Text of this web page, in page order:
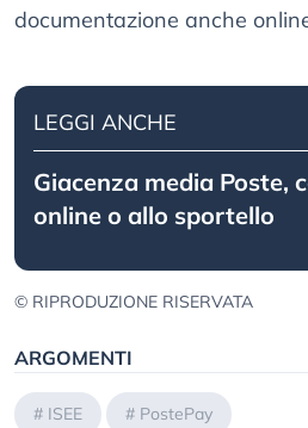
documentazione anche
LEGGI ANCHE
Giacenza media Poste,
online o allo sportello
© RIPRODUZIONE RISERVATA
ARGOMENTI
# ISEE # PostePay